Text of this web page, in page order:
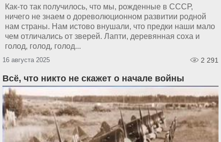
Как-то так получилось, что мы, рожденные в СССР,
ничего не знаем о дореволюционном развитии родной
нам страны. Нам истово внушали, что предки наши мало
чем отличались от зверей. Лапти, деревянная соха и
голод, голод, голод...
16 августа 2025 2 291
Всё, что никто не скажет о начале войны